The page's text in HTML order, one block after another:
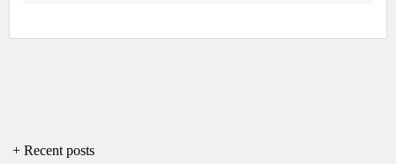
+ Recent posts